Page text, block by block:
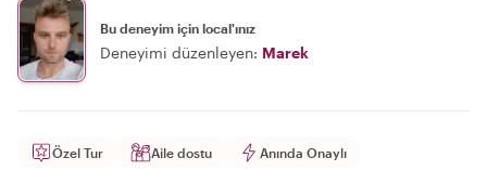
Bu deneyim için local'ınız
Deneyimi düzenleyen: Marek
Özel Tur Aile dostu Anında Onaylı